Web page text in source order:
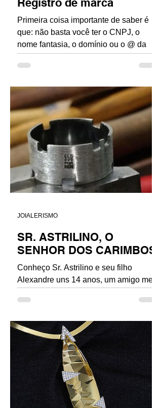
Primeira coisa importante de saber é
que: não basta você ter o CNPJ, o
nome fantasia, o domínio ou o @ da
sua marca para você ter...
SR. ASTRILINO, O
SENHOR DOS CARIMBOS
Conheço Sr. Astrilino e seu filho
Alexandre uns 14 anos, um amigo me
JOIALERISMO